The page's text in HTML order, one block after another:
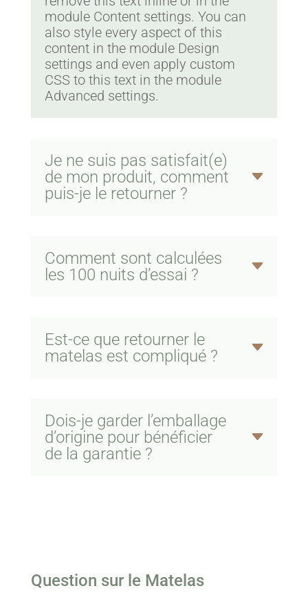
module Content settings. You can
also style every aspect of this
content in the module Design
settings and even apply custom
CSS to this text in the module
Advanced settings.
Je ne suis pas satisfait(e)
de mon produit, comment
puis-je le retourner ?
Comment sont calculées
les 100 nuits d’essai ?
Est-ce que retourner le
matelas est compliqué ?
Dois-je garder l’emballage
d’origine pour bénéficier
de la garantie ?
Question sur le Matelas